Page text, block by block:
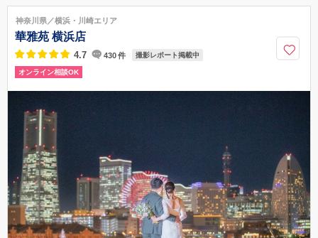
050-5482-9969
神奈川県／横浜・川崎エリア
華雅苑 横浜店
4.7 430件 撮影レポート掲載中
オンライン相談OK